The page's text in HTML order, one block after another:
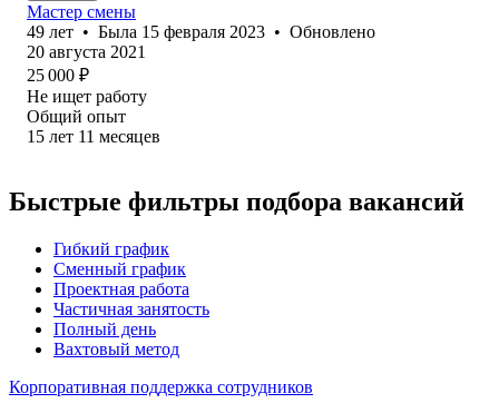
Мастер смены
49 лет • Была 15 февраля 2023 • Обновлено
20 августа 2021
25 000 ₽
Не ищет работу
Общий опыт
15 лет 11 месяцев
Быстрые фильтры подбора вакансий
Гибкий график
Сменный график
Проектная работа
Частичная занятость
Полный день
Вахтовый метод
Корпоративная поддержка сотрудников